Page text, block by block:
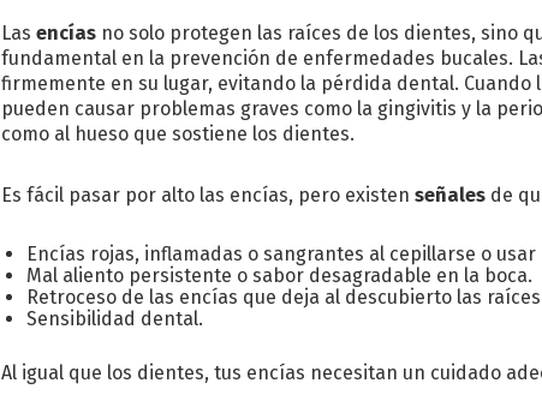
Las encías no solo protegen las raíces de los dientes, sino
fundamental en la prevención de enfermedades bucales.
firmemente en su lugar, evitando la pérdida dental. Cuando
pueden causar problemas graves como la gingivitis y la
como al hueso que sostiene los dientes.
Es fácil pasar por alto las encías, pero existen señales de
Encías rojas, inflamadas o sangrantes al cepillarse o
Mal aliento persistente o sabor desagradable en la boca.
Retroceso de las encías que deja al descubierto las
Sensibilidad dental.
Al igual que los dientes, tus encías necesitan un cuidado